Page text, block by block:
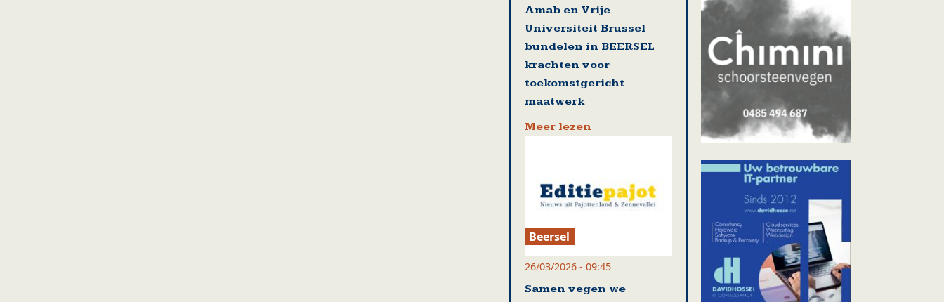
Amab en Vrije
Universiteit Brussel
bundelen in BEERSEL
krachten voor
toekomstgericht
maatwerk
Meer lezen
Beersel
26/03/2026 - 09:45
Samen vegen we